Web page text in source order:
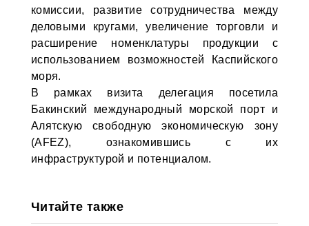
комиссии, развитие сотрудничества между
деловыми кругами, увеличение торговли и
расширение номенклатуры продукции с
использованием возможностей Каспийского
моря.
В рамках визита делегация посетила
Бакинский международный морской порт и
Алятскую свободную экономическую зону
(AFEZ), ознакомившись с их
инфраструктурой и потенциалом.
Читайте также